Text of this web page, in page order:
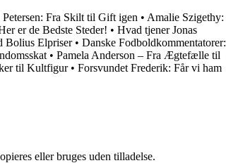
Petersen: Fra Skilt til Gift igen • Amalie Szigethy:
er de Bedste Steder! • Hvad tjener Jonas
Bolius Elpriser• Danske Fodboldkommentatorer:
• Pamela Anderson – Fra Ægtefælle til
til Kultfigur• Forsvundet Frederik: Får vi ham
eller bruges uden tilladelse.